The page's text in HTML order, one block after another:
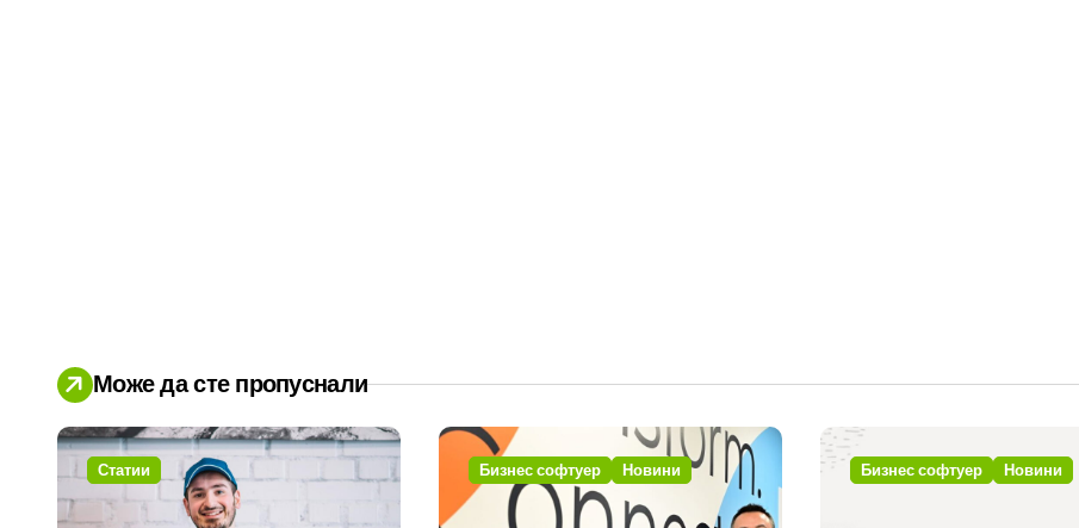
Може да сте пропуснали
Статии Бизнес софтуер Новини Бизнес софтуер Новини